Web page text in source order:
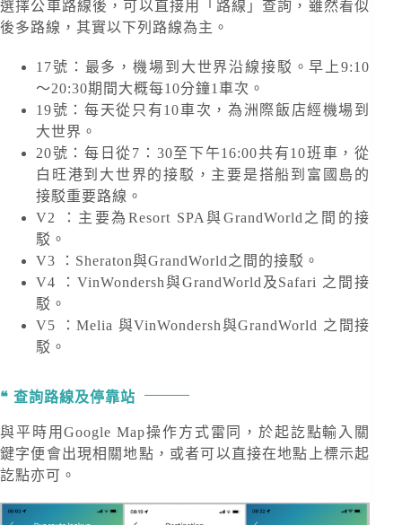
選擇公車路線後，可以直接用「路線」查詢，雖然看似
後多路線，其實以下列路線為主。
17號：最多，機場到大世界沿線接駁。早上9:10
～20:30期間大概每10分鐘1車次。
19號：每天從只有10車次，為洲際飯店經機場到
大世界。
20號：每日從7：30至下午16:00共有10班車，從
白旺港到大世界的接駁，主要是搭船到富國島的
接駁重要路線。
V2 ：主要為Resort SPA與GrandWorld之間的接
駁。
V3 ：Sheraton與GrandWorld之間的接駁。
V4 ：VinWondersh與GrandWorld及Safari 之間接
駁。
V5 ：Melia 與VinWondersh與GrandWorld 之間接
駁。
查詢路線及停靠站
與平時用Google Map操作方式雷同，於起訖點輸入關
鍵字便會出現相關地點，或者可以直接在地點上標示起
訖點亦可。